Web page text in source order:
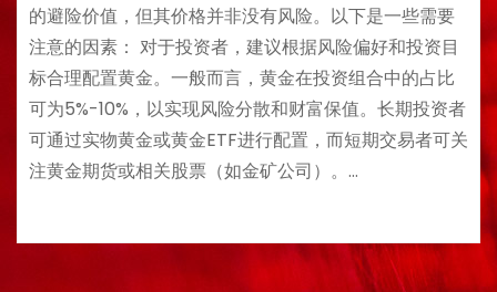
的避险价值，但其价格并非没有风险。以下是一些需要
注意的因素： 对于投资者，建议根据风险偏好和投资目
标合理配置黄金。一般而言，黄金在投资组合中的占比
可为5%-10%，以实现风险分散和财富保值。长期投资者
可通过实物黄金或黄金ETF进行配置，而短期交易者可关
注黄金期货或相关股票（如金矿公司）。…